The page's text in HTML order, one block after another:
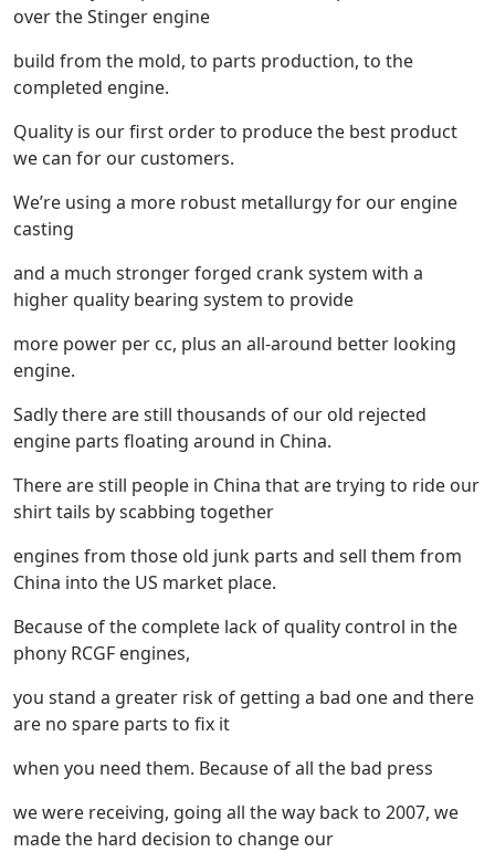
over the Stinger engine
build from the mold, to parts production, to the
completed engine.
Quality is our first order to produce the best product
we can for our customers.
We’re using a more robust metallurgy for our engine
casting
and a much stronger forged crank system with a
higher quality bearing system to provide
more power per cc, plus an all-around better looking
engine.
Sadly there are still thousands of our old rejected
engine parts floating around in China.
There are still people in China that are trying to ride our
shirt tails by scabbing together
engines from those old junk parts and sell them from
China into the US market place.
Because of the complete lack of quality control in the
phony RCGF engines,
you stand a greater risk of getting a bad one and there
are no spare parts to fix it
when you need them. Because of all the bad press
we were receiving, going all the way back to 2007, we
made the hard decision to change our